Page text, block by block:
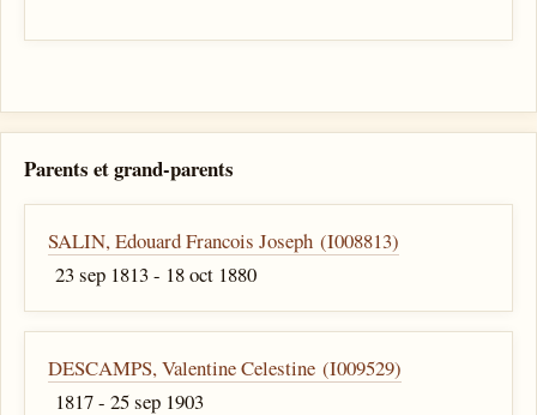
Parents et grand-parents
SALIN, Edouard Francois Joseph (I008813)
23 sep 1813 - 18 oct 1880
DESCAMPS, Valentine Celestine (I009529)
1817 - 25 sep 1903